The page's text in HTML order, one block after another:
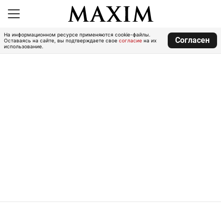
На информационном ресурсе применяются cookie-файлы.
Оставаясь на сайте, вы подтверждаете свое согласие на их
использование.
Согласен